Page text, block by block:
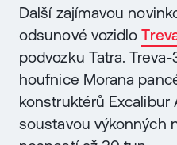
Další zajímavou
odsunové vozidlo
podvozku Tatra.
houfnice Morana
konstruktérů Excalibur
soustavou výkonných